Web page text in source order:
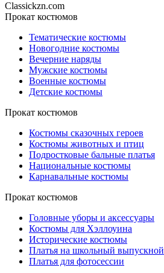
Classickzn.com
Прокат костюмов
Тематические костюмы
Новогодние костюмы
Вечерние наряды
Мужские костюмы
Военные костюмы
Детские костюмы
Прокат костюмов
Костюмы сказочных героев
Костюмы животных и птиц
Подростковые бальные платья
Национальные костюмы
Карнавальные костюмы
Прокат костюмов
Головные уборы и аксессуары
Костюмы для Хэллоуина
Исторические костюмы
Платья на школьный выпускной
Платья для фотосессии